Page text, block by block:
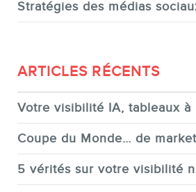
Stratégies des médias
ARTICLES RÉCENTS
Votre visibilité IA, tableaux à
Coupe du Monde… de
5 vérités sur votre visibilité